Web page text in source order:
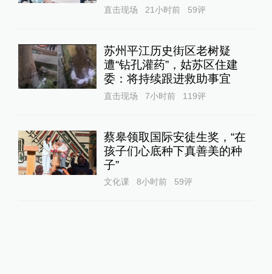
直击现场 21小时前 59评
苏州平江历史街区老树疑
遭“钻孔灌药”，姑苏区住建
委：将持续跟进救助事宜
直击现场 7小时前 119评
蔡皋领取国际安徒生奖，“在
孩子们心底种下真善美的种
子”
文化课 8小时前 59评